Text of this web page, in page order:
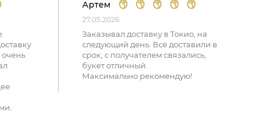
Артем
27.05.2026
Заказывал доставку в Токио, на
следующий день. Всё доставили в
срок, с получателем связались,
букет отличный.
Максимально рекомендую!